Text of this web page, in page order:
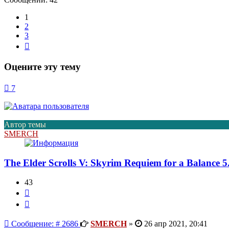
1
2
3
Оцените эту тему
7
Автор темы
SMERCH
The Elder Scrolls V: Skyrim Requiem for a Balance
43
Сообщение: # 2686Сообщение
SMERCH» 26 апр 2021, 20:41